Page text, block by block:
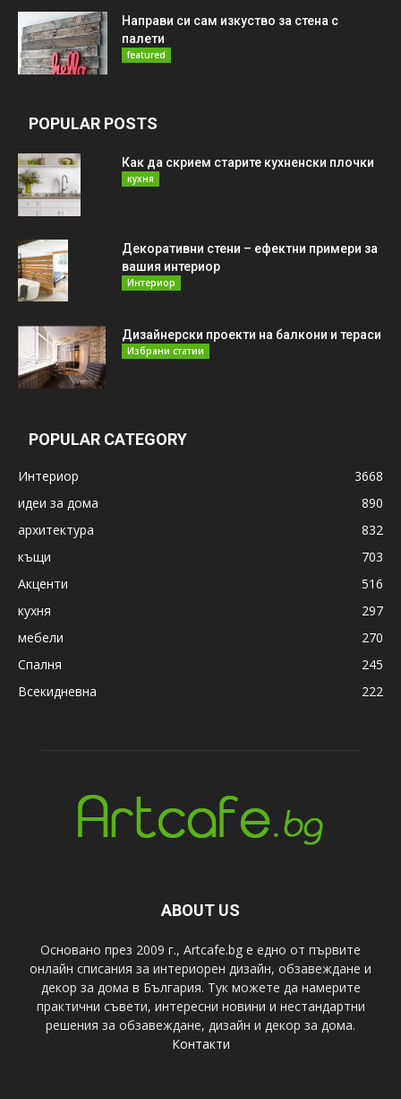
Направи си сам изкуство за стена с
палети
featured
POPULAR POSTS
Как да скрием старите кухненски плочки
кухня
Декоративни стени – ефектни примери за
вашия интериор
Интериор
Дизайнерски проекти на балкони и тераси
Избрани статии
POPULAR CATEGORY
Интериор
3668
идеи за дома
890
архитектура
832
къщи
703
Акценти
516
кухня
297
мебели
270
Спалня
245
Всекидневна
222
ABOUT US
Основано през 2009 г., Artcafe.bg е едно от първите
онлайн списания за интериорен дизайн, обзавеждане и
декор за дома в България. Тук можете да намерите
практични съвети, интересни новини и нестандартни
решения за обзавеждане, дизайн и декор за дома.
Контакти